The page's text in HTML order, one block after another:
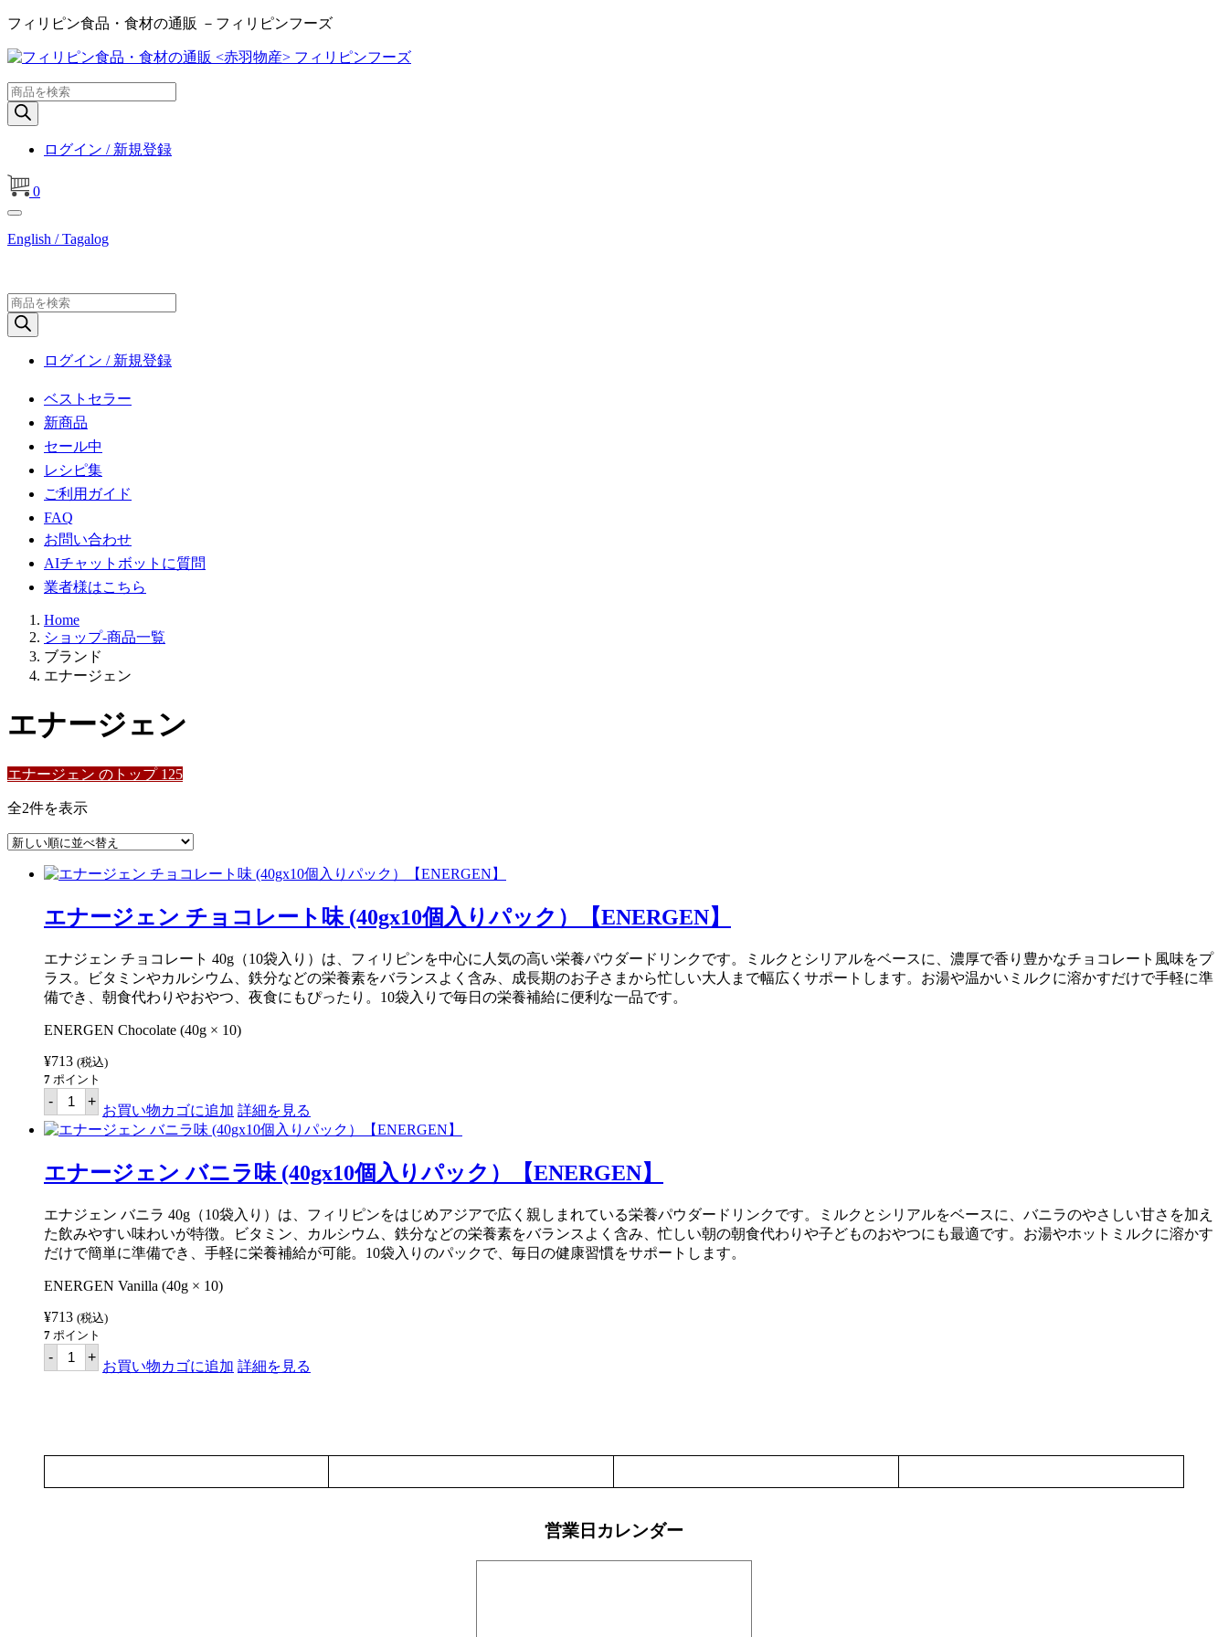
フィリピン食品・食材の通販 －フィリピンフーズ
商
品
検
ログイン / 新規登録
0
English / Tagalog
商
品
検
ログイン / 新規登録
ベストセラー
新商品
セール中
レシピ集
ご利用ガイド
FAQ
お問い合わせ
AIチャットボットに質問
業者様はこちら
Home
ショップ-商品一覧
ブランド
エナージェン
エナージェン
エナージェン のトップ 125
全2件を表示新
い
エナージェン チョコレート味 (40gx10個入りパック）【ENERGEN】
エナジェン チョコレート 40g（10袋入り）は、フィリピンを中心に人気の高い栄養パウダードリンクです。ミルクとシリアルをベースに、濃厚で香り豊かなチョコレート風味をプ
ラス。ビタミンやカルシウム、鉄分などの栄養素をバランスよく含み、成長期のお子さまから忙しい大人まで幅広くサポートします。お湯や温かいミルクに溶かすだけで手軽に準
備でき、朝食代わりやおやつ、夜食にもぴったり。10袋入りで毎日の栄養補給に便利な一品です。
ENERGEN Chocolate (40g × 10)
¥713 (税込)
7 ポイント
- エ
ナ
ー
ジ
ン
チ
コ
レ
ー
ト
(40gx10
入
り
パ
ッ
ク）
+
お買い物カゴに追加 詳細を見る
エナージェン バニラ味 (40gx10個入りパック）【ENERGEN】
エナジェン バニラ 40g（10袋入り）は、フィリピンをはじめアジアで広く親しまれている栄養パウダードリンクです。ミルクとシリアルをベースに、バニラのやさしい甘さを加え
た飲みやすい味わいが特徴。ビタミン、カルシウム、鉄分などの栄養素をバランスよく含み、忙しい朝の朝食代わりや子どものおやつにも最適です。お湯やホットミルクに溶かす
だけで簡単に準備でき、手軽に栄養補給が可能。10袋入りのパックで、毎日の健康習慣をサポートします。
ENERGEN Vanilla (40g × 10)
¥713 (税込)
7 ポイント
- エ
ナ
ニ
+
お買い物カゴに追加 詳細を見る
営業日カレンダー